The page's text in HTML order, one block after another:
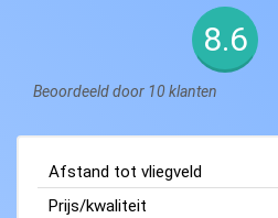
8.6
Beoordeeld door 10 klanten
Afstand tot vliegveld
Prijs/kwaliteit